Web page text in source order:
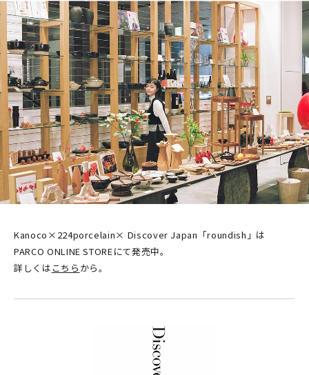
Kanoco×224porcelain× Discover Japan「roundish」は
PARCO ONLINE STOREにて発売中。
詳しくは こちら から。